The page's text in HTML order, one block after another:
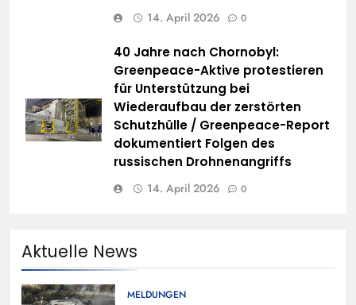
14. April 2026 0
40 Jahre nach Chornobyl:
Greenpeace-Aktive protestieren
für Unterstützung bei
Wiederaufbau der zerstörten
Schutzhülle / Greenpeace-Report
dokumentiert Folgen des
russischen Drohnenangriffs
14. April 2026 0
Aktuelle News
MELDUNGEN